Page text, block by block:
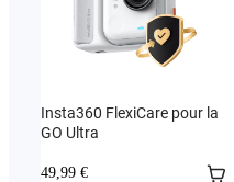
Insta360 FlexiCare pour la
GO Ultra
49,99 €